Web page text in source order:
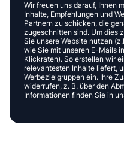
Wir freuen uns darauf, Ihnen
Inhalte, Empfehlungen und
Partnern zu schicken, die
zugeschnitten sind. Um dies
Sie unsere Website nutzen
wie Sie mit unseren E-Mails
Klickraten). So erstellen wir
relevantesten Inhalte liefert,
Werbezielgruppen ein. Ihre
widerrufen, z. B. über den
Informationen finden Sie in